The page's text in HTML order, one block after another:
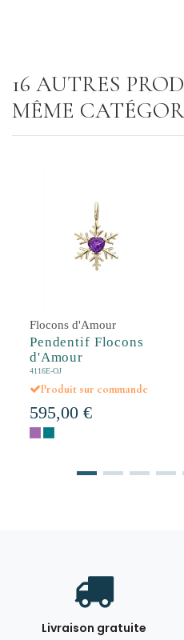
16 AUTRES
MÊME
Flocons d'Amour
Pendentif Flocons
d'Amour
4116E-OJ
Produit sur commande
595,00 €
Livraison gratuite